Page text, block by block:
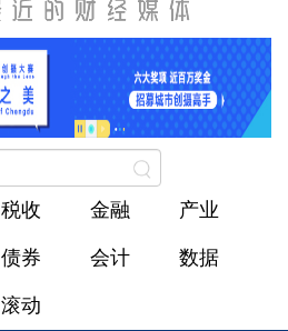
税收 金融 产业
债券 会计 数据
滚动